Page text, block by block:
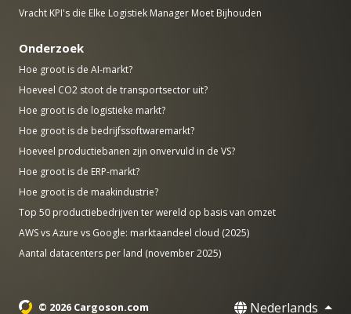
Vracht KPI's die Elke Logistiek Manager Moet Bijhouden
Onderzoek
Hoe groot is de AI-markt?
Hoeveel CO2 stoot de transportsector uit?
Hoe groot is de logistieke markt?
Hoe groot is de bedrijfssoftwaremarkt?
Hoeveel productiebanen zijn onvervuld in de VS?
Hoe groot is de ERP-markt?
Hoe groot is de maakindustrie?
Top 50 productiebedrijven ter wereld op basis van omzet
AWS vs Azure vs Google: marktaandeel cloud (2025)
Aantal datacenters per land (november 2025)
© 2026 Cargoson.com Nederlands